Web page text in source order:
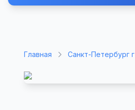
Главная Санкт-Петербург г